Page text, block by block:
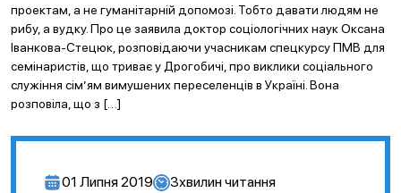
проектам, а не гуманітарній допомозі. Тобто давати людям не
рибу, а вудку. Про це заявила доктор соціологічних наук Оксана
Іванкова-Стецюк, розповідаючи учасникам спецкурсу ПМВ для
семінаристів, що триває у Дрогобичі, про виклики соціального
служіння сім’ям вимушених переселенців в Україні. Вона
розповіла, що з […]
01 Липня 2019 3хвилин читання